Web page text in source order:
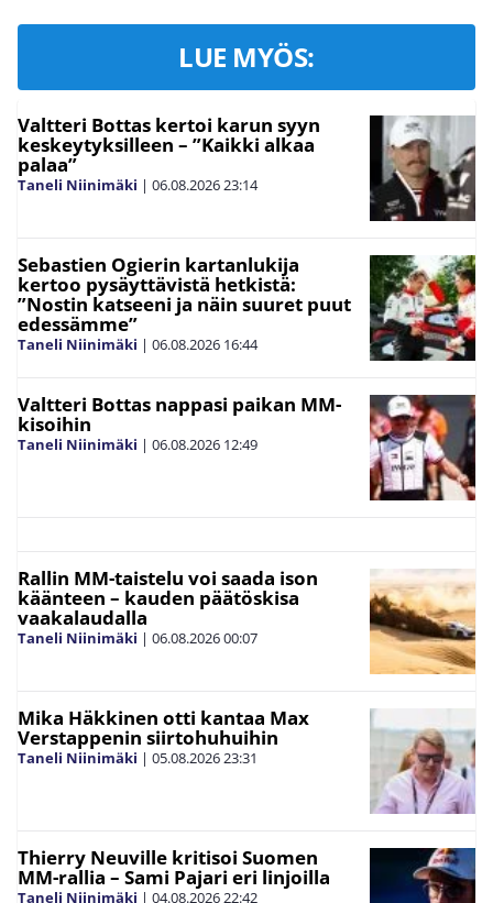
LUE MYÖS:
Valtteri Bottas kertoi karun syyn
keskeytyksilleen – ”Kaikki alkaa
palaa”
Taneli Niinimäki | 06.08.202623:14
Sebastien Ogierin kartanlukija
kertoo pysäyttävistä hetkistä:
”Nostin katseeni ja näin suuret puut
edessämme”
Taneli Niinimäki | 06.08.2026 16:44
Valtteri Bottas nappasi paikan MM-
kisoihin
Taneli Niinimäki | 06.08.2026 12:49
Rallin MM-taistelu voi saada ison
käänteen – kauden päätöskisa
vaakalaudalla
Taneli Niinimäki | 06.08.202600:07
Mika Häkkinen otti kantaa Max
Verstappenin siirtohuhuihin
Taneli Niinimäki | 05.08.202623:31
Thierry Neuville kritisoi Suomen
MM-rallia – Sami Pajari eri linjoilla
Taneli Niinimäki | 04.08.202622:42